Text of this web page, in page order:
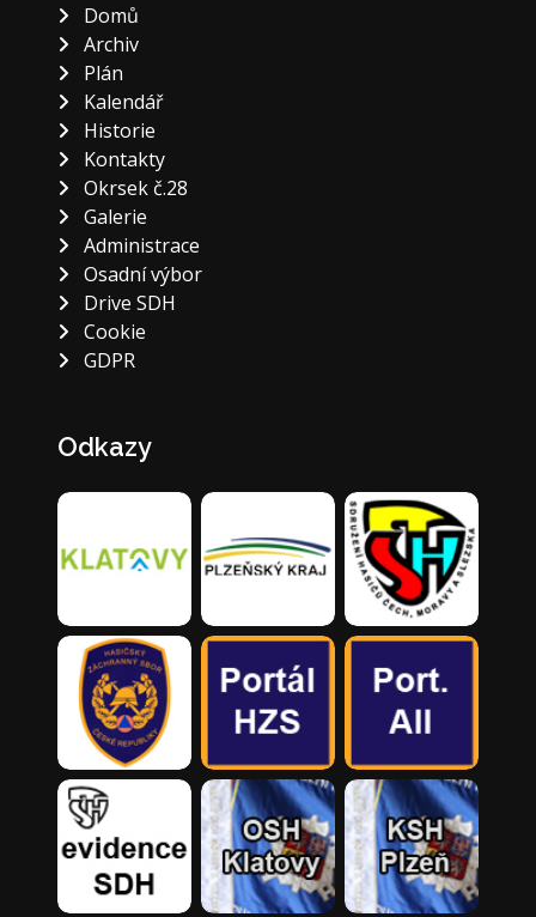
Domů
Archiv
Plán
Kalendář
Historie
Kontakty
Okrsek č.28
Galerie
Administrace
Osadní výbor
Drive SDH
Cookie
GDPR
Odkazy